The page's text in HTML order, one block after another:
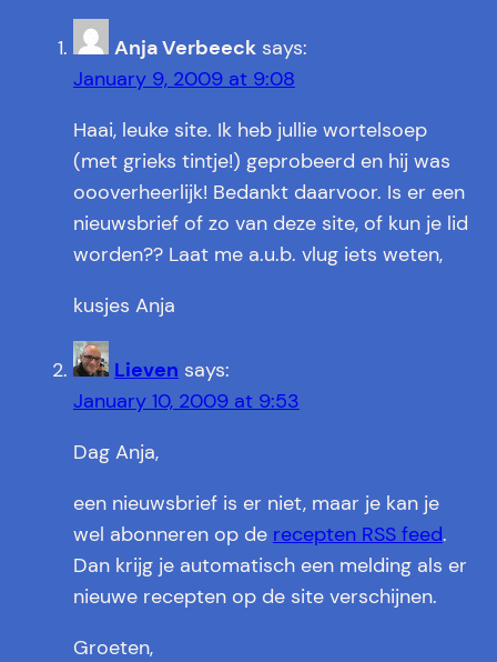
Anja Verbeeck says:
January 9, 2009 at 9:08
Haai, leuke site. Ik heb jullie wortelsoep
(met grieks tintje!) geprobeerd en hij was
oooverheerlijk! Bedankt daarvoor. Is er een
nieuwsbrief of zo van deze site, of kun je lid
worden?? Laat me a.u.b. vlug iets weten,
kusjes Anja
Lieven says:
January 10, 2009 at 9:53
Dag Anja,
een nieuwsbrief is er niet, maar je kan je
wel abonneren op de recepten RSS feed.
Dan krijg je automatisch een melding als er
nieuwe recepten op de site verschijnen.
Groeten,